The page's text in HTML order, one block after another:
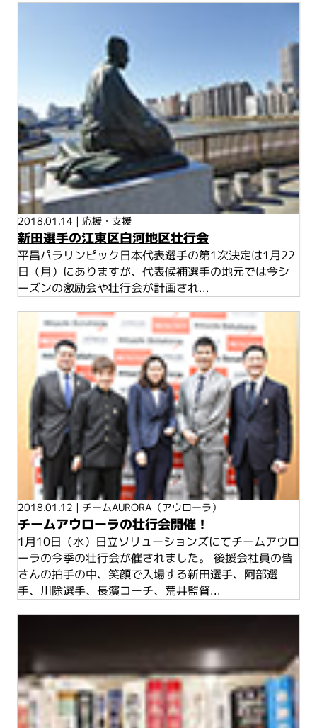
2018.01.14 |応援・支援
新田選手の江東区白河地区壮行会
平昌パラリンピック日本代表選手の第1次決定は1月22
日（月）にありますが、代表候補選手の地元では今シ
ーズンの激励会や壮行会が計画され...
2018.01.12 | チームAURORA（アウローラ）
チームアウローラの壮行会開催！
1月10日（水）日立ソリューションズにてチームアウロ
ーラの今季の壮行会が催されました。 後援会社員の皆
さんの拍手の中、笑顔で入場する新田選手、阿部選
手、川除選手、長濱コーチ、荒井監督...